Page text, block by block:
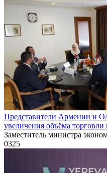
Представители Армении и
увеличения объёма
Заместитель министра
0325